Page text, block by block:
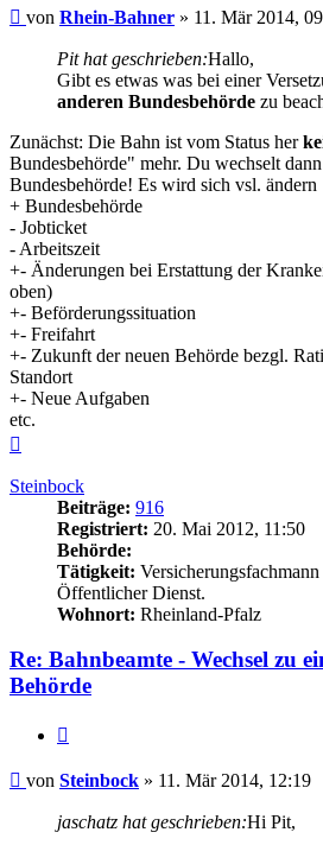
Beitrag
von Rhein-Bahner » 11. Mär 2014,
Pit hat geschrieben:Hallo,
Gibt es etwas was bei einer
anderen Bundesbehörde zu
Zunächst: Die Bahn ist vom Status her
Bundesbehörde" mehr. Du wechselt
Bundesbehörde! Es wird sich vsl. ändern
+ Bundesbehörde
- Jobticket
- Arbeitszeit
+- Änderungen bei Erstattung der
oben)
+- Beförderungssituation
+- Freifahrt
+- Zukunft der neuen Behörde bezgl.
Standort
+- Neue Aufgaben
etc.
Steinbock
Beiträge: 916
Registriert: 20. Mai 2012, 11:50
Behörde:
Tätigkeit:
Öffentlicher Dienst.
Wohnort: Rheinland-Pfalz
Re: Bahnbeamte - Wechsel zu
Behörde
Beitrag
von Steinbock » 11. Mär 2014, 12:19
jaschatz hat geschrieben:Hi Pit,